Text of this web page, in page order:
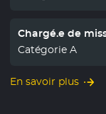
Chargé.e de
Catégorie A
En savoir plus